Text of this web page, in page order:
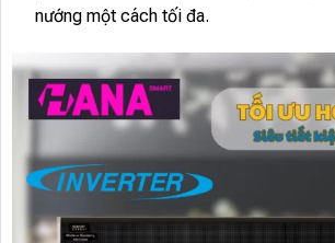
nướng một cách tối đa.